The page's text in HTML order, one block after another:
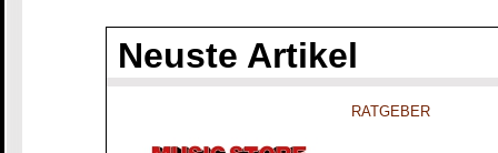
Neuste Artikel
RATGEBER